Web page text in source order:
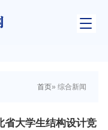
首页» 综合新闻
省大学生结构设计竞